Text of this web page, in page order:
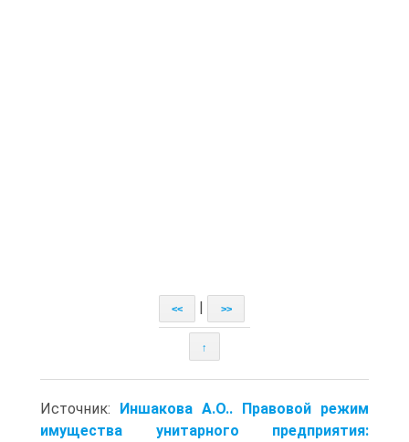
<< >>
↑
Источник: Иншакова А.О.. Правовой режим
имущества унитарного предприятия: